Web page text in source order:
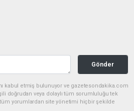
Gönder
kabul etmiş bulunuyor ve gazetesondakika.com
doğrudan veya dolaylı tüm sorumluluğu tek
tüm yorumlardan site yönetimi hiçbir şekilde